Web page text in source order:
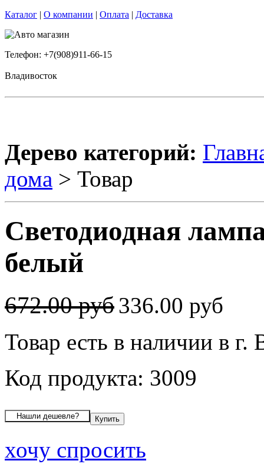
Каталог | О компании | Оплата | Доставка
Телефон: +7(908)911-66-15
Владивосток
Дерево категорий:
дома > Товар
Светодиодная
белый
672.00 руб336.00 руб
Товар есть в наличии в г.
Код продукта: 3009
хочу спросить